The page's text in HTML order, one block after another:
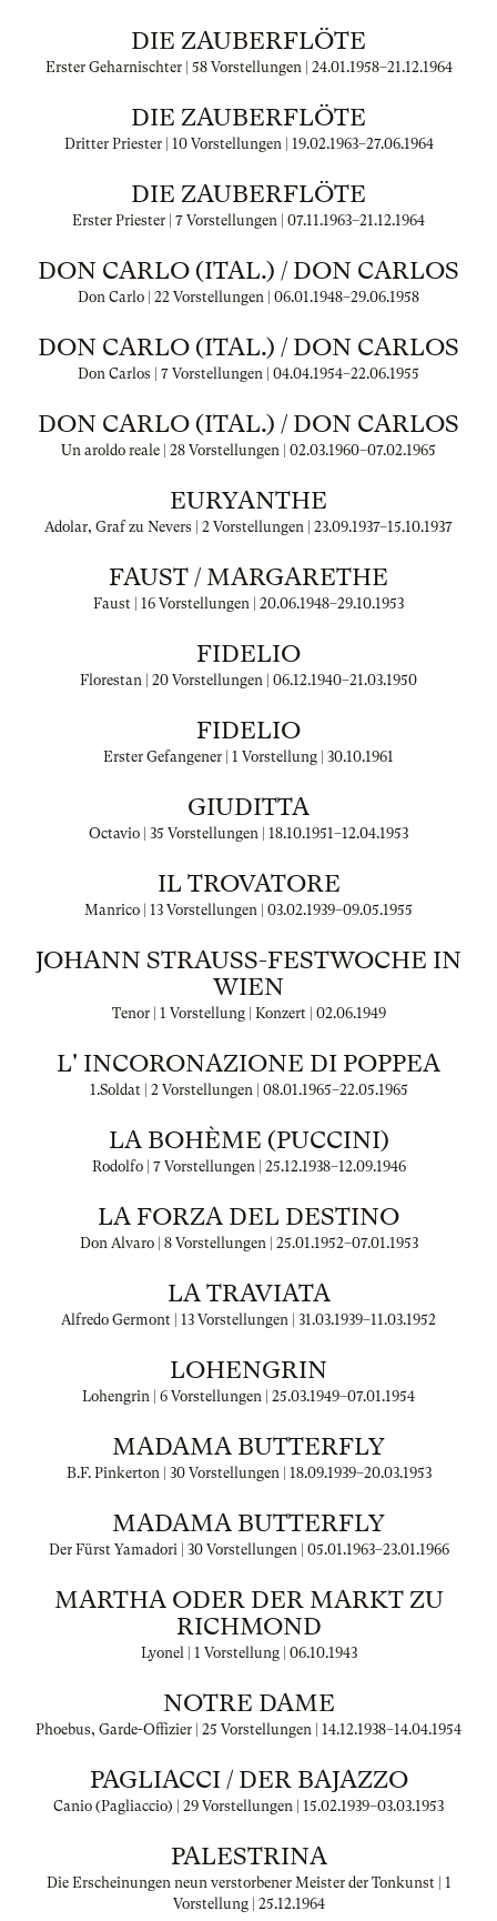
DIE ZAUBERFLÖTE
Erster Geharnischter | 58 Vorstellungen | 24.01.1958–21.12.1964
DIE ZAUBERFLÖTE
Dritter Priester | 10 Vorstellungen | 19.02.1963–27.06.1964
DIE ZAUBERFLÖTE
Erster Priester | 7 Vorstellungen | 07.11.1963–21.12.1964
DON CARLO (ITAL.) / DON CARLOS
Don Carlo | 22 Vorstellungen | 06.01.1948–29.06.1958
DON CARLO (ITAL.) / DON CARLOS
Don Carlos | 7 Vorstellungen | 04.04.1954–22.06.1955
DON CARLO (ITAL.) / DON CARLOS
Un aroldo reale | 28 Vorstellungen | 02.03.1960–07.02.1965
EURYANTHE
Adolar, Graf zu Nevers | 2 Vorstellungen | 23.09.1937–15.10.1937
FAUST / MARGARETHE
Faust | 16 Vorstellungen | 20.06.1948–29.10.1953
FIDELIO
Florestan | 20 Vorstellungen | 06.12.1940–21.03.1950
FIDELIO
Erster Gefangener | 1 Vorstellung | 30.10.1961
GIUDITTA
Octavio | 35 Vorstellungen | 18.10.1951–12.04.1953
IL TROVATORE
Manrico | 13 Vorstellungen | 03.02.1939–09.05.1955
JOHANN STRAUSS-FESTWOCHE IN W
IEN
Tenor | 1 Vorstellung | Konzert | 02.06.1949
L' INCORONAZIONE DI POPPEA
1.Soldat | 2 Vorstellungen | 08.01.1965–22.05.1965
LA BOHÈME (PUCCINI)
Rodolfo | 7 Vorstellungen | 25.12.1938–12.09.1946
LA FORZA DEL DESTINO
Don Alvaro | 8 Vorstellungen | 25.01.1952–07.01.1953
LA TRAVIATA
Alfredo Germont | 13 Vorstellungen | 31.03.1939–11.03.1952
LOHENGRIN
Lohengrin | 6 Vorstellungen | 25.03.1949–07.01.1954
MADAMA BUTTERFLY
B.F. Pinkerton | 30 Vorstellungen | 18.09.1939–20.03.1953
MADAMA BUTTERFLY
Der Fürst Yamadori | 30 Vorstellungen | 05.01.1963–23.01.1966
MARTHA ODER DER MARKT ZU
RICHMOND
Lyonel | 1 Vorstellung | 06.10.1943
NOTRE DAME
Phoebus, Garde-Offizier | 25 Vorstellungen | 14.12.1938–14.04.1954
PAGLIACCI / DER BAJAZZO
Canio (Pagliaccio) | 29 Vorstellungen | 15.02.1939–03.03.1953
PALESTRINA
Die Erscheinungen neun verstorbener Meister der Tonkunst | 1
Vorstellung | 25.12.1964